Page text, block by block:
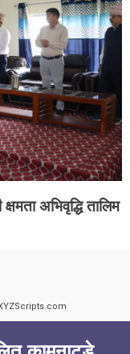
अभिवृद्धि तालिम